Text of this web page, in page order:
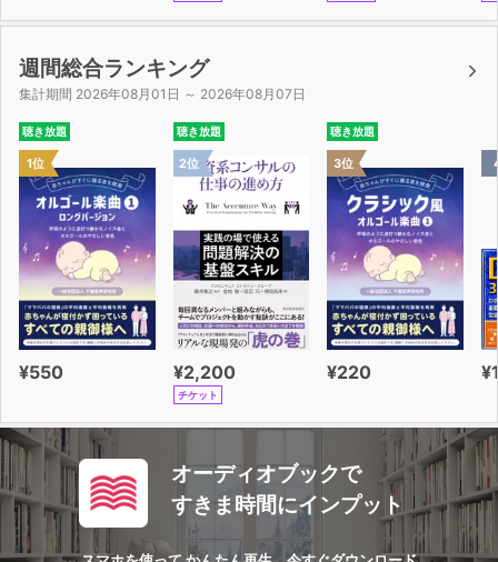
また、勉強は好きだけれどもっと効率化したい、集中力を
持続させたい、と考えている方は、
本書で紹介されている脳の鍛え方や集中力のつけ方を参考
にして、あなたに会った勉強法を編み出していけることで
しょう。
仕事にも、取りたかった資格試験の勉強にも、大いに役立
つ知識が詰まった本作品で
脳を活かした勉強法をマスターし、今日から楽しく色々な
ことを学びましょう！
週間総合ランキング
集計期間 2026年08月01日 ～ 2026年08月07日
聴き放題
1位
¥550
聴き放題
2位
¥2,200
チケット
聴き放題
3位
¥220
オーディオブックで
すきま時間にインプット